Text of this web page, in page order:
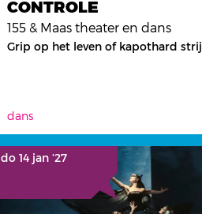
CONTROLE
155 & Maas theater en dans
Grip op het leven of kapothard
dans
do 14 jan ’27